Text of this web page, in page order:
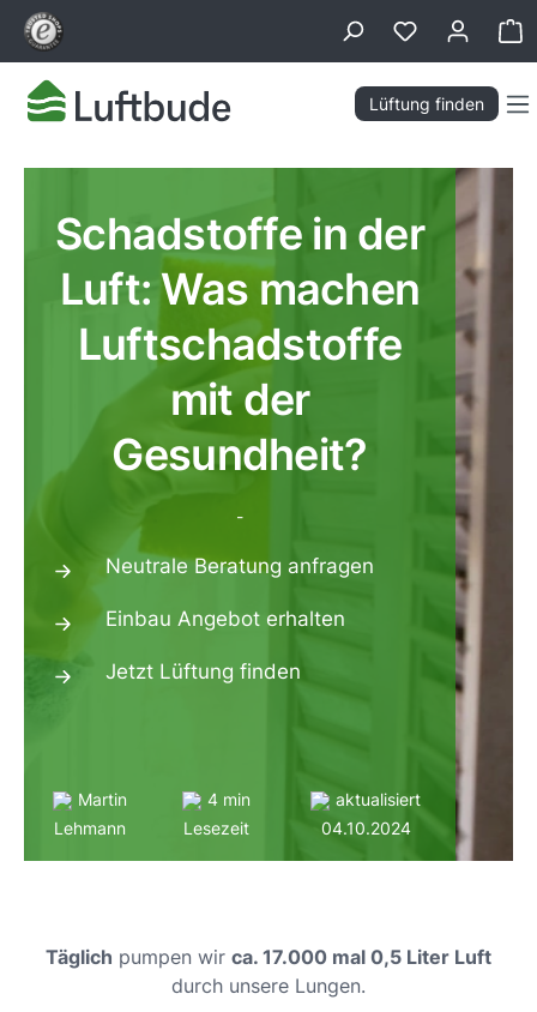
springen
Lüftung finden
Schadstoffe in der
Luft: Was machen
Luftschadstoffe
mit der
Gesundheit?
-
Neutrale Beratung anfragen
Einbau Angebot erhalten
Jetzt Lüftung finden
Martin
Lehmann
4 min
Lesezeit
aktualisiert
04.10.2024
Täglich pumpen wir ca. 17.000 mal 0,5 Liter Luft
durch unsere Lungen.